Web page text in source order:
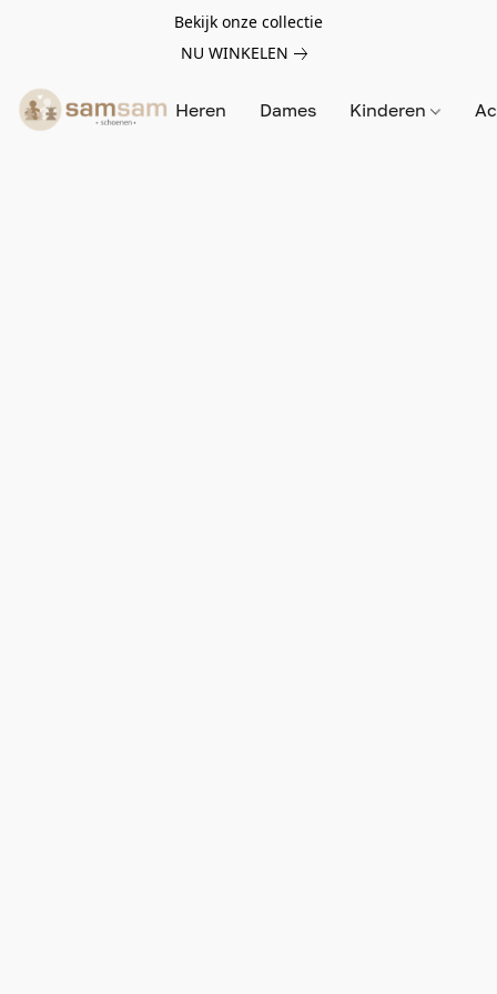
Bekijk onze collectie
NU WINKELEN
Heren Dames Kinderen